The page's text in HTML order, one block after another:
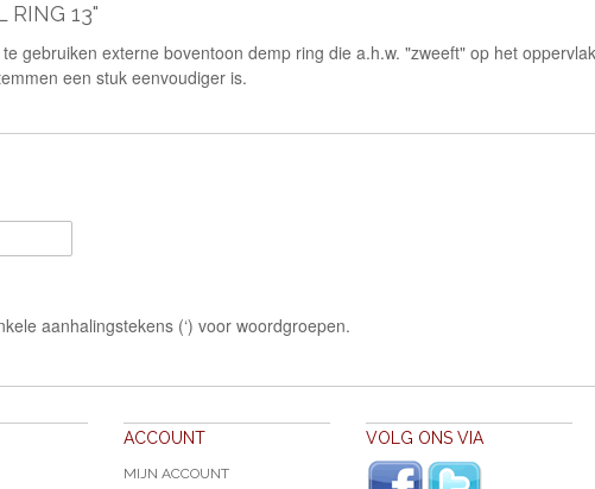
RING 13"
gebruiken externe boventoon demp ring die a.h.w. "zweeft" op het
een stuk eenvoudiger is.
aanhalingstekens (‘) voor woordgroepen.
ACCOUNT
MIJN ACCOUNT
VOLG ONS VIA